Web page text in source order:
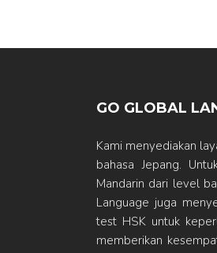
GO GLOBAL
Kami menyediakan
bahasa Jepang.
Mandarin dari level
Language juga
test HSK untuk
memberikan